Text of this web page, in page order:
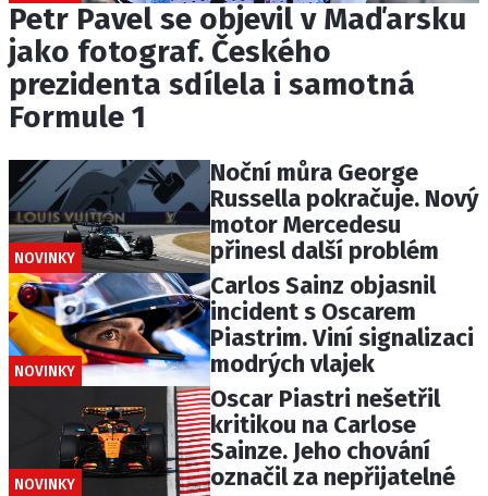
Petr Pavel se objevil v Maďarsku
jako fotograf. Českého
prezidenta sdílela i samotná
Formule 1
NOVINKY
Noční můra George
Russella pokračuje. Nový
motor Mercedesu
přinesl další problém
NOVINKY
Carlos Sainz objasnil
incident s Oscarem
Piastrim. Viní signalizaci
modrých vlajek
NOVINKY
Oscar Piastri nešetřil
kritikou na Carlose
Sainze. Jeho chování
označil za nepřijatelné